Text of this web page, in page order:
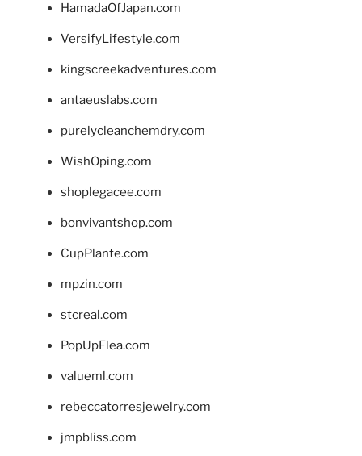
HamadaOfJapan.com
VersifyLifestyle.com
kingscreekadventures.com
antaeuslabs.com
purelycleanchemdry.com
WishOping.com
shoplegacee.com
bonvivantshop.com
CupPlante.com
mpzin.com
stcreal.com
PopUpFlea.com
valueml.com
rebeccatorresjewelry.com
jmpbliss.com